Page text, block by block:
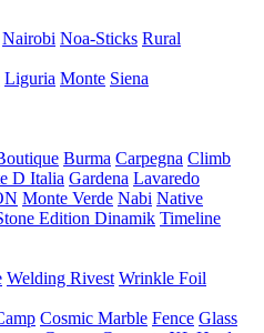
Nairobi Noa-Sticks Rural
Liguria Monte Siena
Burma Carpegna Climb
D Italia Gardena Lavaredo
Monte Verde Nabi Native
Edition Dinamik Timeline
Welding Rivest Wrinkle Foil
Cosmic Marble Fence Glass